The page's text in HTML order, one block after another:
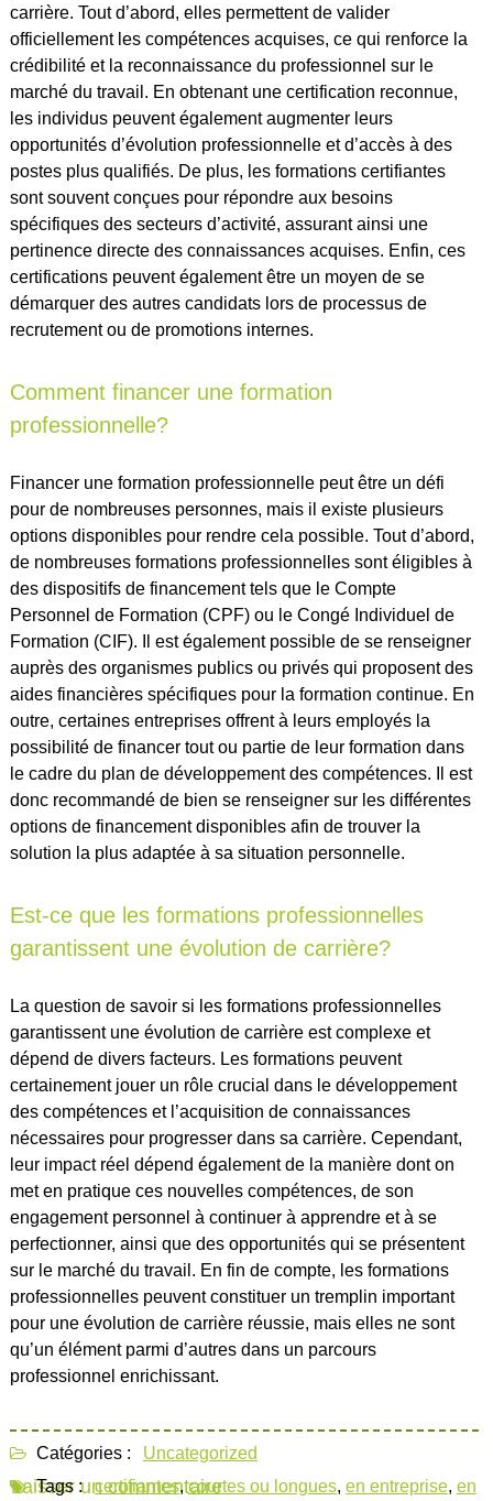
carrière. Tout d’abord, elles permettent de valider
officiellement les compétences acquises, ce qui renforce la
crédibilité et la reconnaissance du professionnel sur le
marché du travail. En obtenant une certification reconnue,
les individus peuvent également augmenter leurs
opportunités d’évolution professionnelle et d’accès à des
postes plus qualifiés. De plus, les formations certifiantes
sont souvent conçues pour répondre aux besoins
spécifiques des secteurs d’activité, assurant ainsi une
pertinence directe des connaissances acquises. Enfin, ces
certifications peuvent également être un moyen de se
démarquer des autres candidats lors de processus de
recrutement ou de promotions internes.
Comment financer une formation
professionnelle?
Financer une formation professionnelle peut être un défi
pour de nombreuses personnes, mais il existe plusieurs
options disponibles pour rendre cela possible. Tout d’abord,
de nombreuses formations professionnelles sont éligibles à
des dispositifs de financement tels que le Compte
Personnel de Formation (CPF) ou le Congé Individuel de
Formation (CIF). Il est également possible de se renseigner
auprès des organismes publics ou privés qui proposent des
aides financières spécifiques pour la formation continue. En
outre, certaines entreprises offrent à leurs employés la
possibilité de financer tout ou partie de leur formation dans
le cadre du plan de développement des compétences. Il est
donc recommandé de bien se renseigner sur les différentes
options de financement disponibles afin de trouver la
solution la plus adaptée à sa situation personnelle.
Est-ce que les formations professionnelles
garantissent une évolution de carrière?
La question de savoir si les formations professionnelles
garantissent une évolution de carrière est complexe et
dépend de divers facteurs. Les formations peuvent
certainement jouer un rôle crucial dans le développement
des compétences et l’acquisition de connaissances
nécessaires pour progresser dans sa carrière. Cependant,
leur impact réel dépend également de la manière dont on
met en pratique ces nouvelles compétences, de son
engagement personnel à continuer à apprendre et à se
perfectionner, ainsi que des opportunités qui se présentent
sur le marché du travail. En fin de compte, les formations
professionnelles peuvent constituer un tremplin important
pour une évolution de carrière réussie, mais elles ne sont
qu’un élément parmi d’autres dans un parcours
professionnel enrichissant.
Catégories :
Uncategorized
Tags : certifiantes,courtes ou longues, en entreprise, en
Laisser un commentaire